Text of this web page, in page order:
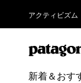
アクティビズム
新着＆おす